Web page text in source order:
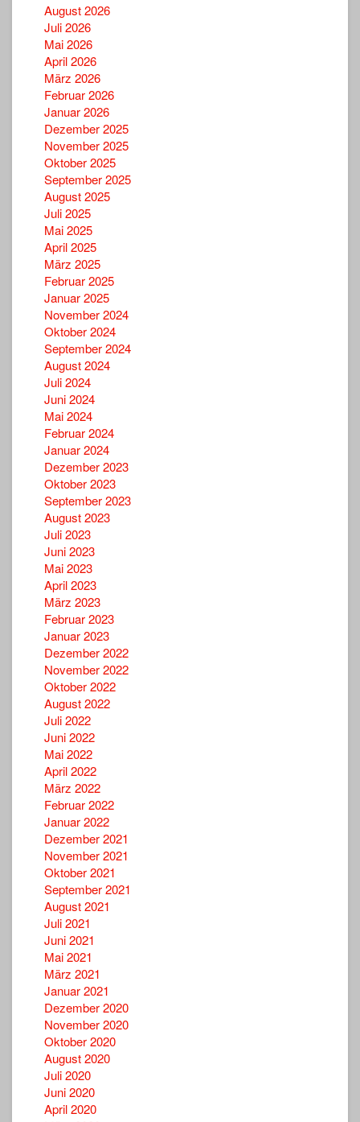
August 2026
Juli 2026
Mai 2026
April 2026
März 2026
Februar 2026
Januar 2026
Dezember 2025
November 2025
Oktober 2025
September 2025
August 2025
Juli 2025
Mai 2025
April 2025
März 2025
Februar 2025
Januar 2025
November 2024
Oktober 2024
September 2024
August 2024
Juli 2024
Juni 2024
Mai 2024
Februar 2024
Januar 2024
Dezember 2023
Oktober 2023
September 2023
August 2023
Juli 2023
Juni 2023
Mai 2023
April 2023
März 2023
Februar 2023
Januar 2023
Dezember 2022
November 2022
Oktober 2022
August 2022
Juli 2022
Juni 2022
Mai 2022
April 2022
März 2022
Februar 2022
Januar 2022
Dezember 2021
November 2021
Oktober 2021
September 2021
August 2021
Juli 2021
Juni 2021
Mai 2021
März 2021
Januar 2021
Dezember 2020
November 2020
Oktober 2020
August 2020
Juli 2020
Juni 2020
April 2020